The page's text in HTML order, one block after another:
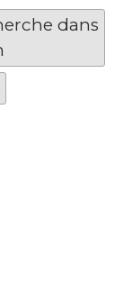
dans